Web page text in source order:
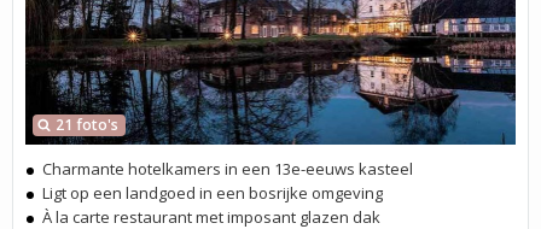
21 foto's
Charmante hotelkamers in een 13e-eeuws kasteel
Ligt op een landgoed in een bosrijke omgeving
À la carte restaurant met imposant glazen dak